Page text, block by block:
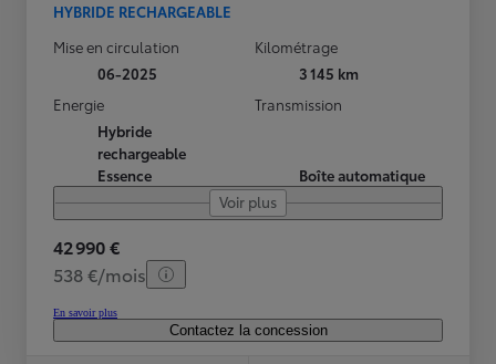
HYBRIDE RECHARGEABLE
Mise en circulation
06-2025
Kilométrage
3 145 km
Energie
Hybride
rechargeable
Essence
Transmission
Boîte automatique
Voir plus
42 990 €
538 €/mois
En savoir plus
Contactez la concession